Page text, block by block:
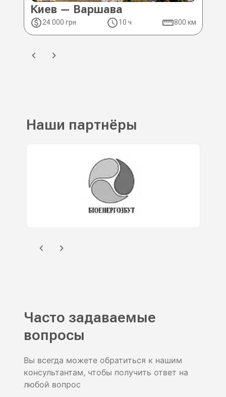
Киев — Варшава
24 000 грн 10 ч 800 км
Наши партнёры
Часто задаваемые
вопросы
Вы всегда можете обратиться к нашим
консультантам, чтобы получить ответ на
любой вопрос